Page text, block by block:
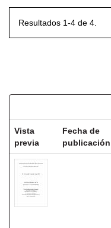
Resultados 1-4 de 4.
Vista
previa
Fecha de
publicación